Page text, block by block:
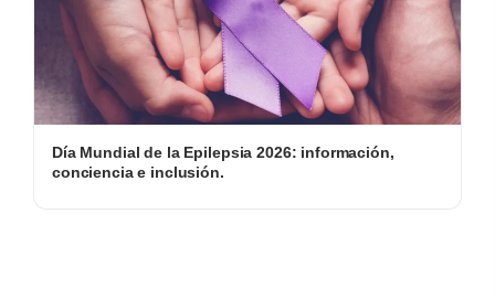
Día Mundial de la Epilepsia 2026: información,
conciencia e inclusión.